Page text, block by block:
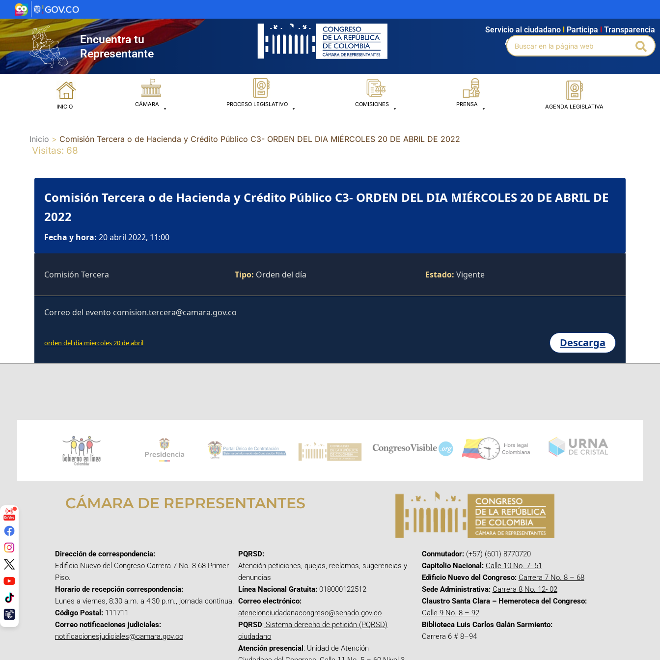
al
contenido
Encuentra tu
Representante
Agendamiento Intranet Búsqueda avanzada
Servicio al ciudadano Participa Transparencia
Buscar
por:
INICIO CÁMARA PROCESO LEGISLATIVO COMISIONES PRENSA AGENDA LEGISLATIVA
Inicio Comisión Tercera o de Hacienda y Crédito Público C3- ORDEN DEL DIA MIÉRCOLES 20 DE ABRIL DE 2022
Visitas: 68
Comisión Tercera o de Hacienda y Crédito Público C3- ORDEN DEL DIA MIÉRCOLES 20 DE ABRIL DE
2022
Fecha y hora: 20 abril 2022, 11:00
Comisión Tercera Tipo: Orden del día Estado: Vigente
Correo del evento comision.tercera@camara.gov.co
orden del dia miercoles 20 de abril Descarga
CÁMARA DE REPRESENTANTES
Dirección de correspondencia:
Edificio Nuevo del Congreso Carrera 7 No. 8-68 Primer
Piso.
Horario de recepción correspondencia:
Lunes a viernes, 8:30 a.m. a 4:30 p.m., jornada continua.
Código Postal: 111711
Correo notificaciones judiciales:
notificacionesjudiciales@camara.gov.co
PQRSD:
Atención peticiones, quejas, reclamos, sugerencias y
denuncias
Línea Nacional Gratuita: 018000122512
Correo electrónico:
atencionciudadanacongreso@senado.gov.co
PQRSD: Sistema derecho de petición (PQRSD)
ciudadano
Atención presencial : Unidad de Atención
Conmutador:(+57) (601) 8770720
Capitolio Nacional: Calle 10 No. 7- 51
Edificio Nuevo del Congreso: Carrera 7 No. 8 – 68
Sede Administrativa: Carrera 8 No. 12- 02
Claustro Santa Clara – Hemeroteca del Congreso:
Calle 9 No. 8 – 92
Biblioteca Luis Carlos Galán Sarmiento:
Carrera 6 # 8–94